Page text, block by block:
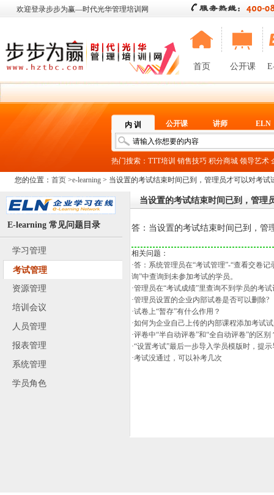
欢迎登录步步为赢—时代光华管理培训网
首页 公开课
内 训 公开课 讲师 ELN
热门搜索： TTT培训 销售技巧 积分商城 领导艺术
您的位置： 首页 >e-learning > 当设置的考试结束时间已到，管理员才可以对考试
E-learning 常见问题目录
学习管理
考试管理
资源管理
培训会议
人员管理
报表管理
系统管理
学员角色
当设置的考试结束时间已到，管理
答：当设置的考试结束时间已到，管
相关问题：
·答：系统管理员在“考试管理”-“查看交卷
询”中查询到未参加考试的学员。
·管理员在“考试成绩”里查询不到学员的考试
·管理员设置的企业内部试卷是否可以删除?
·试卷上“暂存”有什么作用？
·如何为企业自己上传的内部课程添加考试
·评卷中“半自动评卷”和“全自动评卷”的区别
·“设置考试”最后一步导入学员模版时，提
·考试没通过，可以补考几次